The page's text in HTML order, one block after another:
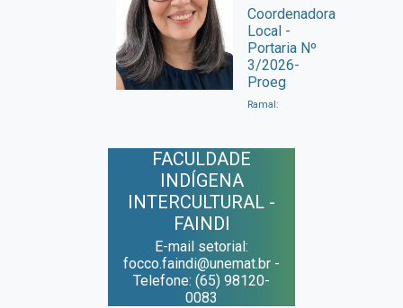
Coordenadora
Local -
Portaria Nº
3/2026-
Proeg
Ramal:
FACULDADE
INDÍGENA
INTERCULTURAL -
FAINDI
E-mail setorial:
focco.faindi@unemat.br -
Telefone: (65) 98120-
0083